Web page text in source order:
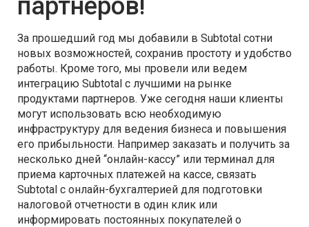
партнеров!
За прошедший год мы добавили в Subtotal сотни
новых возможностей, сохранив простоту и удобство
работы. Кроме того, мы провели или ведем
интеграцию Subtotal с лучшими на рынке
продуктами партнеров. Уже сегодня наши клиенты
могут использовать всю необходимую
инфраструктуру для ведения бизнеса и повышения
его прибыльности. Например заказать и получить за
несколько дней “онлайн-кассу” или терминал для
приема карточных платежей на кассе, связать
Subtotal с онлайн-бухгалтерией для подготовки
налоговой отчетности в один клик или
информировать постоянных покупателей о